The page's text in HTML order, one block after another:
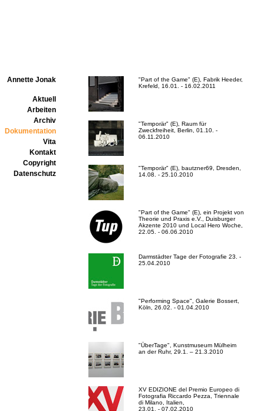
Annette Jonak
Aktuell
Arbeiten
Archiv
Dokumentation
Vita
Kontakt
Copyright
Datenschutz
"Part of the Game" (E), Fabrik Heeder,
Krefeld, 16.01. - 16.02.2011
"Temporär" (E), Raum für
Zweckfreiheit, Berlin, 01.10. -
06.11.2010
"Temporär" (E), bautzner69, Dresden,
14.08. - 25.10.2010
"Part of the Game" (E), ein Projekt von
Theorie und Praxis e.V., Duisburger
Akzente 2010 und Local Hero Woche,
22.05. - 06.06.2010
Darmstädter Tage der Fotografie 23. -
25.04.2010
"Performing Space", Galerie Bossert,
Köln, 26.02. - 01.04.2010
"ÜberTage", Kunstmuseum Mülheim
an der Ruhr, 29.1. – 21.3.2010
XV EDIZIONE del Premio Europeo di
Fotografia Riccardo Pezza, Triennale
di Milano, Italien,
23.01. - 07.02.2010